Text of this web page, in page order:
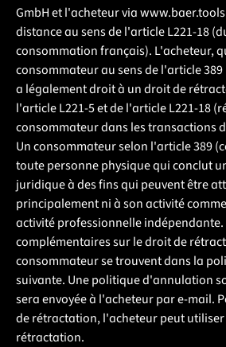
GmbH et l'acheteur via
distance au sens de l'article L221-18
consommation français). L'acheteur,
consommateur au sens de l'article
a légalement droit à un droit de
l'article L221-5 et de l'article L221-18
consommateur dans les transactions
Un consommateur selon l'article 389
toute personne physique qui conclut
juridique à des fins qui peuvent être
principalement ni à son activité
activité professionnelle
complémentaires sur le droit de
consommateur se trouvent dans la
suivante. Une politique d'annulation
sera envoyée à l'acheteur par e-mail.
de rétractation, l'acheteur peut
rétractation.